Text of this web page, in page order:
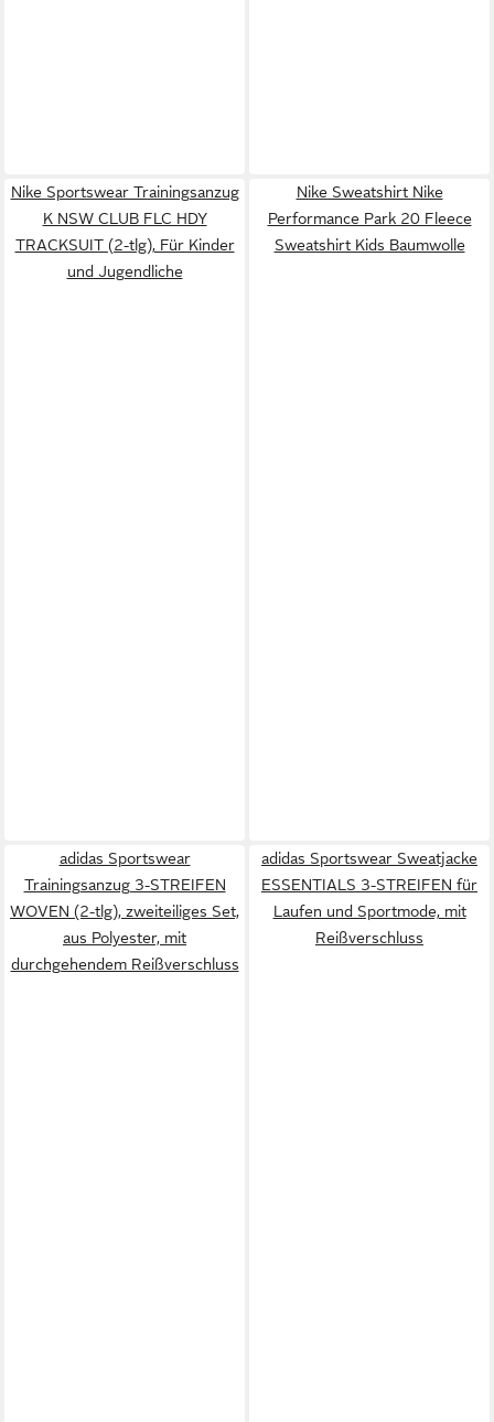
Nike Sportswear Trainingsanzug
K NSW CLUB FLC HDY
TRACKSUIT (2-tlg), Für Kinder
und Jugendliche
Nike Sweatshirt Nike
Performance Park 20 Fleece
Sweatshirt Kids Baumwolle
adidas Sportswear
Trainingsanzug 3-STREIFEN
WOVEN (2-tlg), zweiteiliges Set,
aus Polyester, mit
durchgehendem Reißverschluss
adidas Sportswear Sweatjacke
ESSENTIALS 3-STREIFEN für
Laufen und Sportmode, mit
Reißverschluss